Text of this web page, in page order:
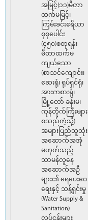
အမြင့်(၁၁)မီတာ
ထက်မမြင့်၊
ကြမ်းခင်းဧရိယာ
စုစုပေါင်း
(၄၅၀)စတုရန်း
မီတာထက်မ
ကျယ်သော
(စာသင်ကျောင်း၊
ဆေးရုံ၊ ရုပ်ရှင်ရုံ၊
အားကစားရုံ၊
မြို့တော် ခန်းမ၊
ကုန်တိုက်ကြီးများ
စသည်ကဲ့သို့)
အများပြည်သူသုံး
အဆောက်အအုံ
မဟုတ်သည့်
သာမန်လူနေ
အဆောက်အဦ
များ၏ ရေပေးဝေ
ရေးနှင့် သန့်ရှင်းမှု
(Water Supply &
Sanitation)
လုပ်ငန်းများ